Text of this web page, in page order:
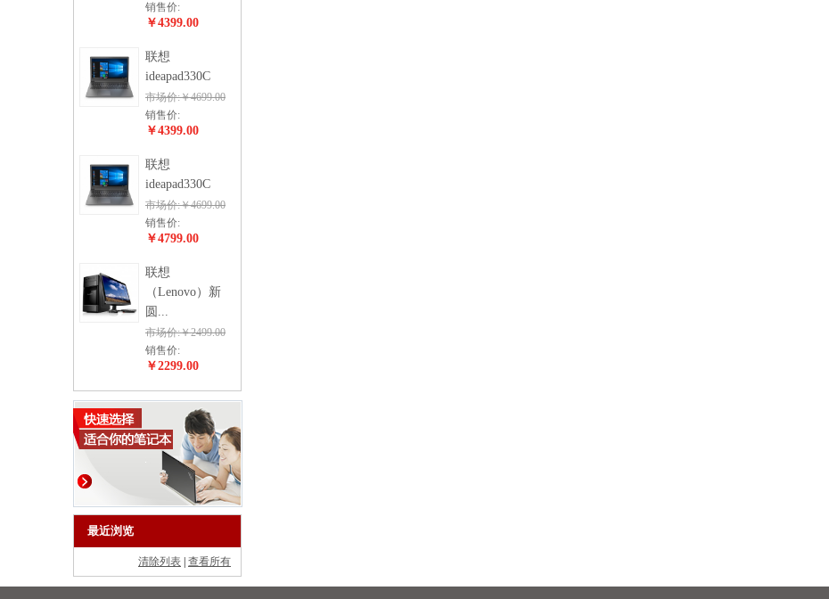
销售价:
￥4399.00
联想
ideapad330C
市场价:￥4699.00
销售价:
￥4399.00
联想
ideapad330C
市场价:￥4699.00
销售价:
￥4799.00
联想
（Lenovo）新
圆...
市场价:￥2499.00
销售价:
￥2299.00
最近浏览
清除列表 查看所有